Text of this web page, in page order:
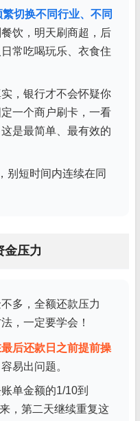
繁切换不同行业、不同
餐饮，明天刷商超，后
常吃喝玩乐、衣食住
，银行才不会怀疑你
一个商户刷卡，一看
是最简单、最有效的
别短时间内连续在同
金压力
多，全额还款压力
，一定要学会！
后还款日之前提前操
易出问题。
单金额的1/10到
，第二天继续重复这